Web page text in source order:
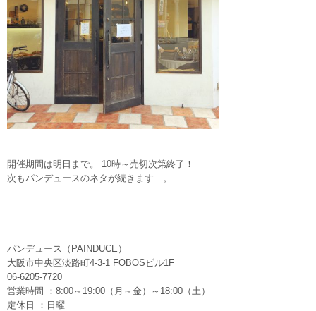
開催期間は明日まで。 10時～売切次第終了！
次もパンデュースのネタが続きます…。
パンデュース（PAINDUCE）
大阪市中央区淡路町4-3-1 FOBOSビル1F
06-6205-7720
営業時間 ：8:00～19:00（月～金）～18:00（土）
定休日 ：日曜